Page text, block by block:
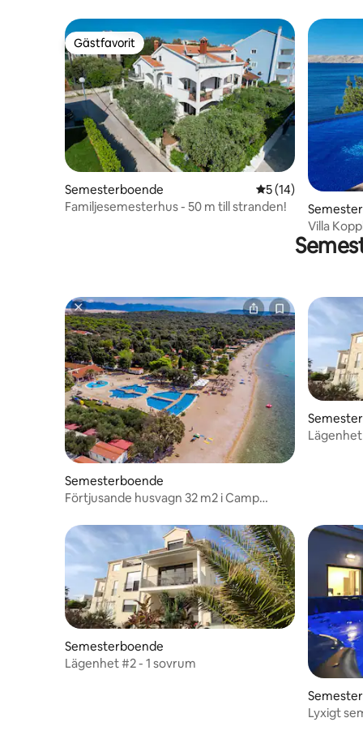
Gästfavorit
Gästfavorit
Semesterboende 5 av 5 i
5 (14)
Familjesemesterhus - 50 m till stranden!
Villa
och 2
Semesterboende
Förtjusande husvagn 32 m2 i Camp
Semesterboende
Lägenhet #2 - 1 sovrum
Lyxigt